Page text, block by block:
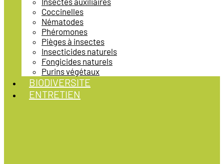
Coccinelles
Nématodes
Phéromones
Pièges à insectes
Insecticides naturels
Fongicides naturels
Purins végétaux
BIODIVERSITE
ENTRETIEN